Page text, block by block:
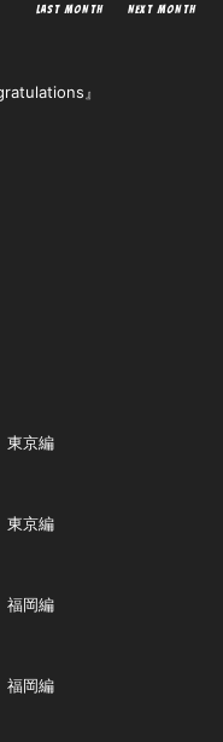
LAST MONTH NEXT MONTH
』
東京編
東京編
福岡編
福岡編